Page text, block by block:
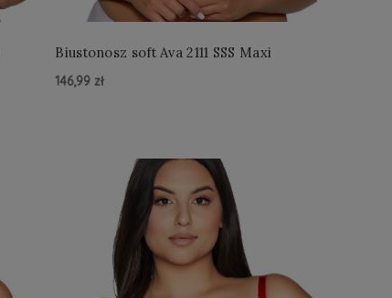
Biustonosz soft Ava 2111 SSS Maxi
146,99 zł